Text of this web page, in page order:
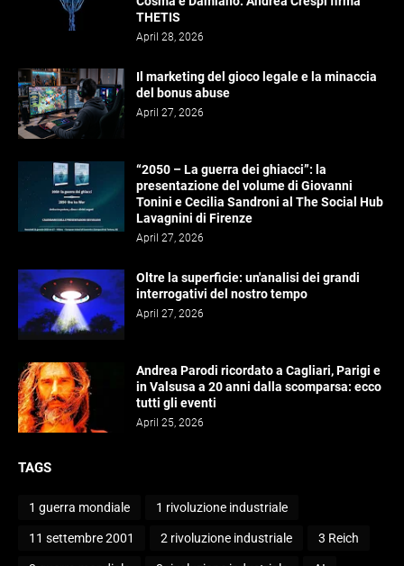
THETIS
April 28, 2026
Il marketing del gioco legale e la minaccia
del bonus abuse
April 27, 2026
“2050 – La guerra dei ghiacci”: la
presentazione del volume di Giovanni
Tonini e Cecilia Sandroni al The Social Hub
Lavagnini di Firenze
April 27, 2026
Oltre la superficie: un'analisi dei grandi
interrogativi del nostro tempo
April 27, 2026
Andrea Parodi ricordato a Cagliari, Parigi e
in Valsusa a 20 anni dalla scomparsa: ecco
tutti gli eventi
April 25, 2026
TAGS
1 guerra mondiale 1 rivoluzione industriale
11 settembre 2001 2 rivoluzione industriale 3 Reich